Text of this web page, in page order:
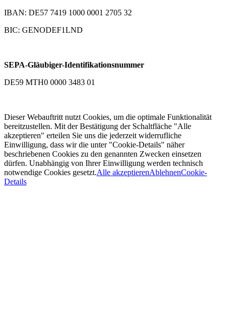
IBAN: DE57 7419 1000 0001 2705 32
BIC: GENODEF1LND
SEPA-Gläubiger-Identifikationsnummer
DE59 MTH0 0000 3483 01
Dieser Webauftritt nutzt Cookies, um die optimale Funktionalität
bereitzustellen. Mit der Bestätigung der Schaltfläche "Alle
akzeptieren" erteilen Sie uns die jederzeit widerrufliche
Einwilligung, dass wir die unter "Cookie-Details" näher
beschriebenen Cookies zu den genannten Zwecken einsetzen
dürfen. Unabhängig von Ihrer Einwilligung werden technisch
notwendige Cookies gesetzt.Alle akzeptierenAblehnenCookie-
Details